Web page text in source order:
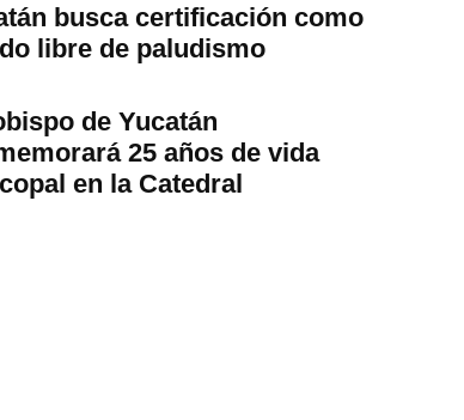
busca certificación como
libre de paludismo
de Yucatán
25 años de vida
en la Catedral